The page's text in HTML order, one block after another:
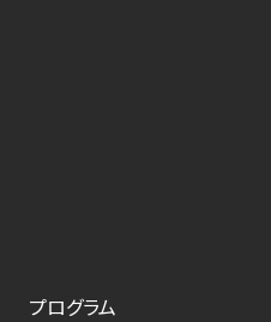
プログラム